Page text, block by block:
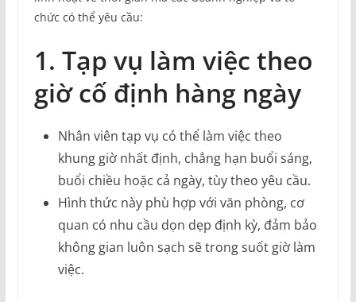
chức có thể yêu cầu:
1. Tạp vụ làm việc theo
giờ cố định hàng ngày
Nhân viên tạp vụ có thể làm việc theo
khung giờ nhất định, chẳng hạn buổi sáng,
buổi chiều hoặc cả ngày, tùy theo yêu cầu.
Hình thức này phù hợp với văn phòng, cơ
quan có nhu cầu dọn dẹp định kỳ, đảm bảo
không gian luôn sạch sẽ trong suốt giờ làm
việc.